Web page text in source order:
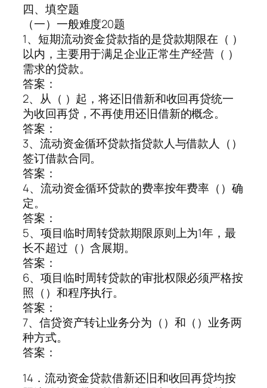
四、填空题
（一）一般难度20题
1、短期流动资金贷款指的是贷款期限在（ ）
以内，主要用于满足企业正常生产经营（ ）
需求的贷款。
答案：
2、从（ ）起，将还旧借新和收回再贷统一
为收回再贷，不再使用还旧借新的概念。
答案：
3、流动资金循环贷款指贷款人与借款人（）
签订借款合同。
答案：
4、流动资金循环贷款的费率按年费率（）确
定。
答案：
5、项目临时周转贷款期限原则上为1年，最
长不超过（）含展期。
答案：
6、项目临时周转贷款的审批权限必须严格按
照（）和程序执行。
答案：
7、信贷资产转让业务分为（）和（）业务两
种方式。
答案：
14．流动资金贷款借新还旧和收回再贷均按